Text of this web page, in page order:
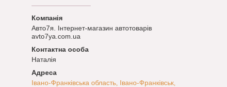
Авто7я. Інтернет-магазин автотоварів
avto7ya.com.ua
Наталія
Івано-Франківська область, Івано-Франківськ,